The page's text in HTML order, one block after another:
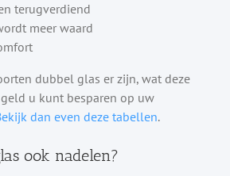
terugverdiend
meer waard
dubbel glas er zijn, wat deze
u kunt besparen op uw
dan even deze tabellen.
ook nadelen?